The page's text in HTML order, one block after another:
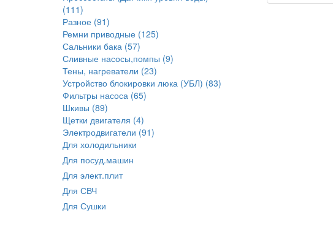
(111)
Разное (91)
Ремни приводные (125)
Сальники бака (57)
Сливные насосы,помпы (9)
Тены, нагреватели (23)
Устройство блокировки люка (УБЛ) (83)
Фильтры насоса (65)
Шкивы (89)
Щетки двигателя (4)
Электродвигатели (91)
Для холодильники
Для посуд.машин
Для элект.плит
Для СВЧ
Для Сушки